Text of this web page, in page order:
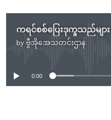
ကရင်စစ်ပြေးဒုက္ခသည်များ
by ဗွီအိုအေသတင်းဌာန
No media
0:00